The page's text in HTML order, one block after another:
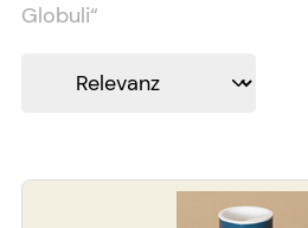
Globuli“